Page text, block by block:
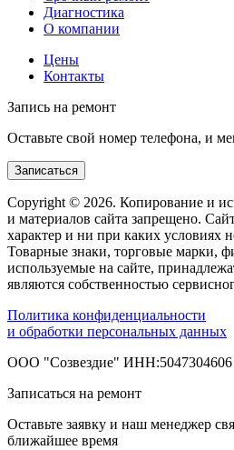
Диагностика
О компании
Цены
Контакты
Запись на ремонт
Оставьте свой номер телефона, и
Записаться
Copyright © 2026. Копирование и
и материалов сайта запрещено.
характер и ни при каких условиях
Товарные знаки, торговые марки,
используемые на сайте,
являются собственностью
Политика конфиденциальности
и обработки персональных данных
ООО "Созвездие"
Записаться на ремонт
Оставьте заявку и наш менеджер
ближайшее время